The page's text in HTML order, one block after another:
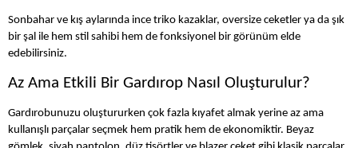
Sonbahar ve kış aylarında ince triko kazaklar, oversize ceketler ya da şık
bir şal ile hem stil sahibi hem de fonksiyonel bir görünüm elde
edebilirsiniz.
Az Ama Etkili Bir Gardırop Nasıl Oluşturulur?
Gardırobunuzu oluştururken çok fazla kıyafet almak yerine az ama
kullanışlı parçalar seçmek hem pratik hem de ekonomiktir. Beyaz